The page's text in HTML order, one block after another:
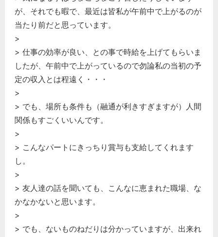
が、それでも暇で、最近は皆私が午前中で上がるのが
当たり前だと思っています。
>
> 仕事の効率が良い、との事で時給を上げてもらいま
したが、午前中で上がっているので勿論私の当初の予
定の収入とは程遠く・・・
>
> でも、場所も条件も（融通が利きすぎますが）人間
関係もすごくいいんです。
>
> こんなパートにきっちり賞与も支給してくれます
し。
>
> 友人達の話を聞いても、こんなに恵まれた職場、な
かなかないと思います。
>
> でも、ないものねだりは分かっていますが、出来れ